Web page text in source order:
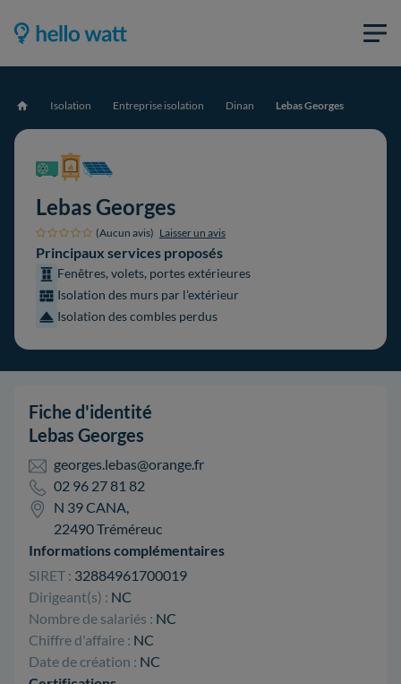
Accueil Isolation Entreprise isolation Dinan Lebas Georges
Lebas Georges
(Aucun avis) Laisser un avis
Principaux services proposés
Fenêtres, volets, portes extérieures
Isolation des murs par l'extérieur
Isolation des combles perdus
Fiche d'identité
Lebas Georges
georges.lebas@orange.fr
02 96 27 81 82
N 39 CANA,
22490 Tréméreuc
Informations complémentaires
SIRET : 32884961700019
Dirigeant(s) : NC
Nombre de salariés : NC
Chiffre d'affaire : NC
Date de création : NC